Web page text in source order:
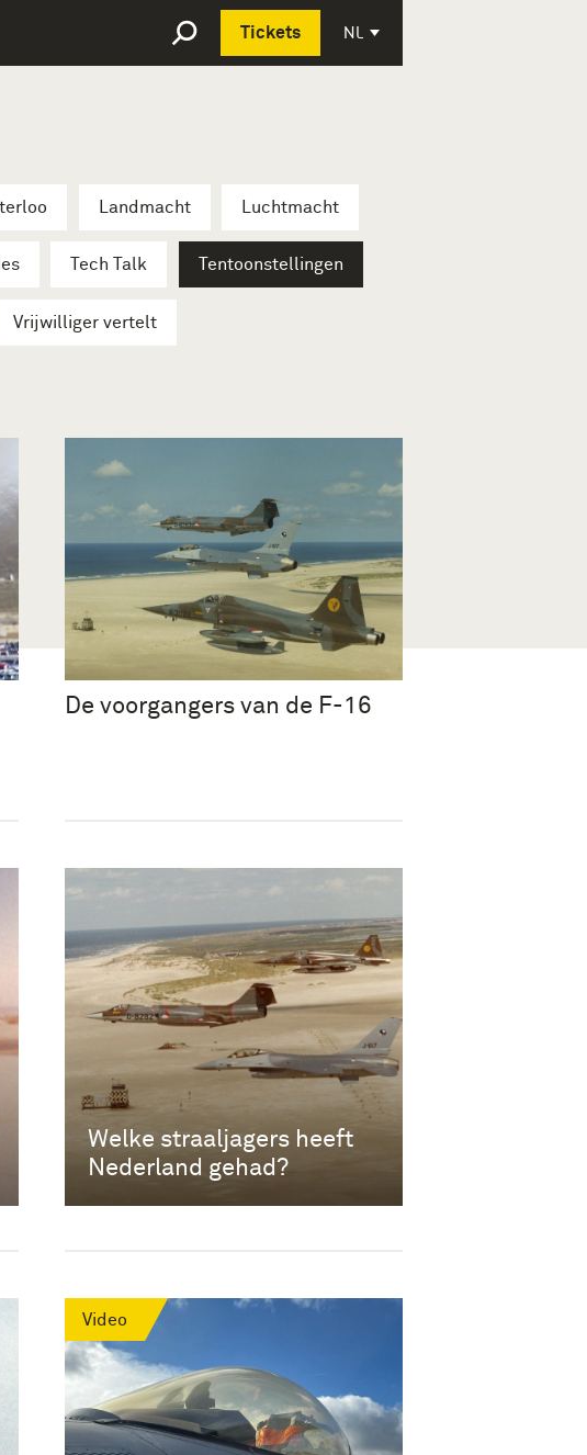
Tickets NL
Deutsch
Landmacht Luchtmacht
Tech Talk Tentoonstellingen
Vrijwilliger vertelt
De voorgangers van de F-16
Welke straaljagers heeft
Nederland gehad?
Video